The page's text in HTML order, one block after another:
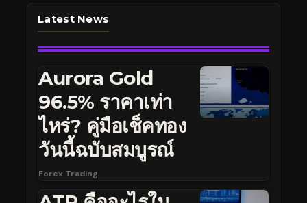
Latest News
Aurora Gold
96.5% ราคาเท่า
ไหร่? คู่มือเช็คทอง
วันนี้ฉบับสมบูรณ์
Forex Trading